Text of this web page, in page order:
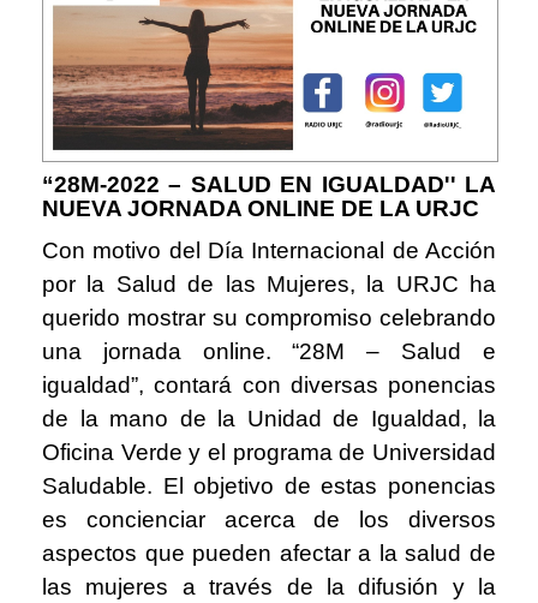
“28M-2022 – SALUD EN IGUALDAD'' LA
NUEVA JORNADA ONLINE DE LA URJC
Con motivo del Día Internacional de Acción
por la Salud de las Mujeres, la URJC ha
querido mostrar su compromiso celebrando
una jornada online. “28M – Salud e
igualdad”, contará con diversas ponencias
de la mano de la Unidad de Igualdad, la
Oficina Verde y el programa de Universidad
Saludable. El objetivo de estas ponencias
es concienciar acerca de los diversos
aspectos que pueden afectar a la salud de
las mujeres a través de la difusión y la